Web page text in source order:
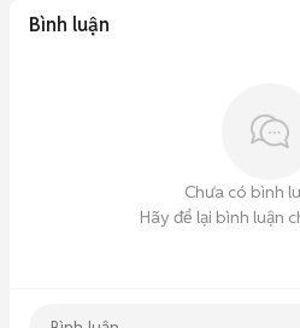
Bình luận
Chưa có bình
Hãy để lại bình luận